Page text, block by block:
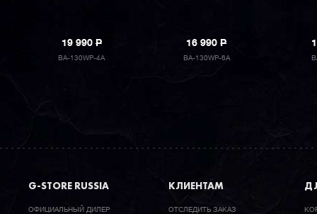
19 990P
BA-130WP-4A
16 990P
BA-130WP-6A
G-STORE RUSSIA
ОФИЦИАЛЬНЫЙ ДИЛЕР
КЛИЕНТАМ
ОТСЛЕДИТЬ ЗАКАЗ